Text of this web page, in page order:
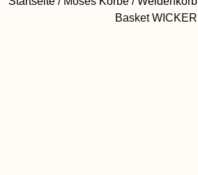
Basket WICKER